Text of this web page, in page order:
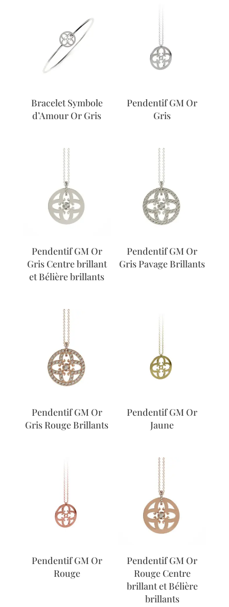
Bracelet Symbole
d’Amour Or Gris
Pendentif GM Or
Gris
Pendentif GM Or
Gris Centre brillant
et Bélière brillants
Pendentif GM Or
Gris Pavage Brillants
Pendentif GM Or
Gris Rouge Brillants
Pendentif GM Or
Jaune
Pendentif GM Or
Rouge
Pendentif GM Or
Rouge Centre
brillant et Bélière
brillants